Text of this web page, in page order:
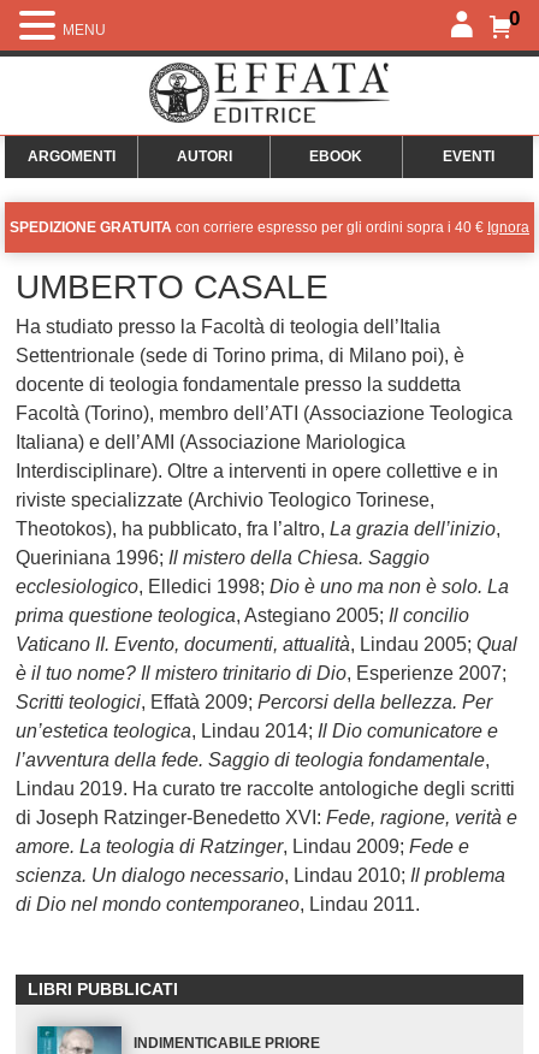
0
ARGOMENTI AUTORI EBOOK EVENTI
SPEDIZIONE GRATUITA con corriere espresso per gli ordini sopra i 40 € Ignora
UMBERTO CASALE
Ha studiato presso la Facoltà di teologia dell’Italia
Settentrionale (sede di Torino prima, di Milano poi), è
docente di teologia fondamentale presso la suddetta
Facoltà (Torino), membro dell’ATI (Associazione Teologica
Italiana) e dell’AMI (Associazione Mariologica
Interdisciplinare). Oltre a interventi in opere collettive e in
riviste specializzate (Archivio Teologico Torinese,
Theotokos), ha pubblicato, fra l’altro,La grazia dell’inizio,
Queriniana 1996; Il mistero della Chiesa. Saggio
ecclesiologico, Elledici 1998;Dio è uno ma non è solo. La
prima questione teologica, Astegiano 2005; Il concilio
Vaticano II. Evento, documenti, attualità, Lindau 2005;Qual
è il tuo nome? Il mistero trinitario di Dio, Esperienze 2007;
Scritti teologici, Effatà 2009;Percorsi della bellezza. Per
un’estetica teologica, Lindau 2014; Il Dio comunicatore e
l’avventura della fede. Saggio di teologia fondamentale,
Lindau 2019. Ha curato tre raccolte antologiche degli scritti
di Joseph Ratzinger-Benedetto XVI:Fede, ragione, verità e
amore. La teologia di Ratzinger, Lindau 2009;Fede e
scienza. Un dialogo necessario, Lindau 2010; Il problema
di Dio nel mondo contemporaneo, Lindau 2011.
LIBRI PUBBLICATI
INDIMENTICABILE PRIORE
MENU